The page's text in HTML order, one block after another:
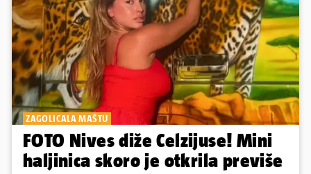
ZAGOLICALA MAŠTU
FOTO Nives diže Celzijuse! Mini
haljinica skoro je otkrila previše